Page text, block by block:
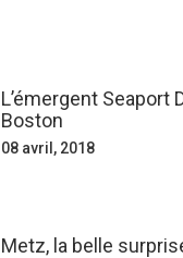
L’émergent Seaport
Boston
08 avril, 2018
Metz, la belle